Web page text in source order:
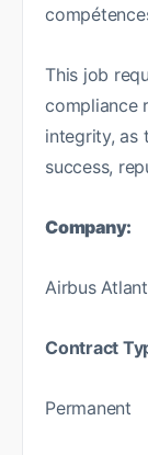
This job
compliance
integrity, as
success,
Company:
Airbus
Contract
Permanent